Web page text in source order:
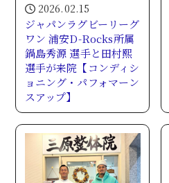
2026.02.15
ジャパンラグビーリーグ
ワン 浦安D-Rocks所属
鍋島秀源 選手と田村熙
選手が来院【コンディシ
ョニング・パフォマーン
スアップ】